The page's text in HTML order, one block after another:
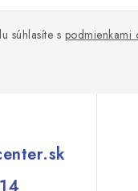
súhlasíte s podmienkami